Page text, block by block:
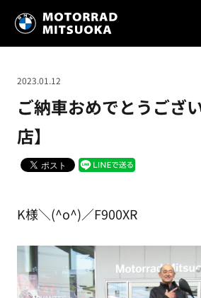
ご納車おめでとうござ
店】
2023.01.12
K様＼(^o^)／F900XR